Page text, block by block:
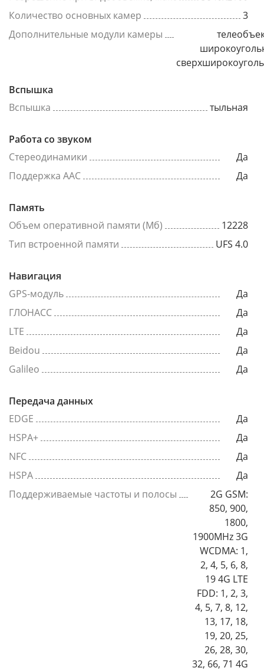
Количество основных камер
3
Дополнительные модули камеры
Вспышка
Вспышка
тыльная
Работа со звуком
Стереодинамики
Да
Поддержка AAC
Да
Память
Объем оперативной памяти (Мб)
12228
Тип встроенной памяти
UFS 4.0
Навигация
GPS-модуль
Да
ГЛОНАСС
Да
LTE
Да
Beidou
Да
Galileo
Да
Передача данных
EDGE
Да
HSPA+
Да
NFC
Да
HSPA
Да
Поддерживаемые частоты и полосы
2G GSM:
850, 900,
1800,
1900MHz 3G
WCDMA: 1,
2, 4, 5, 6, 8,
19 4G LTE
FDD: 1, 2, 3,
4, 5, 7, 8, 12,
13, 17, 18,
19, 20, 25,
26, 28, 30,
32, 66, 71 4G